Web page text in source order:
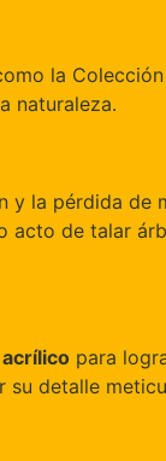
la
naturaleza.
y la pérdida de
acto de talar
para
su detalle